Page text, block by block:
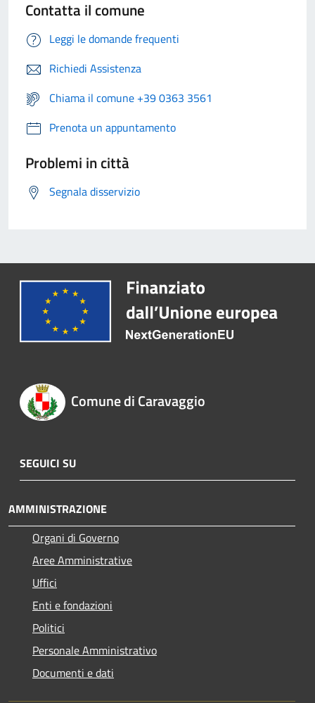
Contatta il comune
Leggi le domande frequenti
Richiedi Assistenza
Chiama il comune +39 0363 3561
Prenota un appuntamento
Problemi in città
Segnala disservizio
Comune di Caravaggio
SEGUICI SU
AMMINISTRAZIONE
Organi di Governo
Aree Amministrative
Uffici
Enti e fondazioni
Politici
Personale Amministrativo
Documenti e dati